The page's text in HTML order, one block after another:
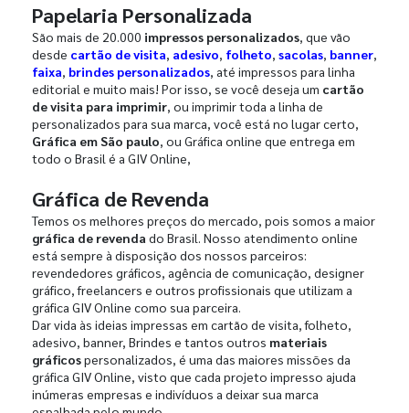
Papelaria Personalizada
São mais de 20.000 impressos personalizados, que vão
desde cartão de visita, adesivo, folheto, sacolas, banner,
faixa, brindes personalizados, até impressos para linha
editorial e muito mais! Por isso, se você deseja um cartão
de visita para imprimir, ou imprimir toda a linha de
personalizados para sua marca, você está no lugar certo,
Gráfica em São paulo, ou Gráfica online que entrega em
todo o Brasil é a GIV Online,
Gráfica de Revenda
Temos os melhores preços do mercado, pois somos a maior
gráfica de revenda do Brasil. Nosso atendimento online
está sempre à disposição dos nossos parceiros:
revendedores gráficos, agência de comunicação, designer
gráfico, freelancers e outros profissionais que utilizam a
gráfica GIV Online como sua parceira.
Dar vida às ideias impressas em cartão de visita, folheto,
adesivo, banner, Brindes e tantos outros materiais
gráficospersonalizados, é uma das maiores missões da
gráfica GIV Online, visto que cada projeto impresso ajuda
inúmeras empresas e indivíduos a deixar sua marca